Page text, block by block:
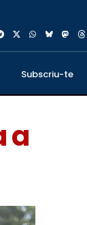
Subscriu-te
a